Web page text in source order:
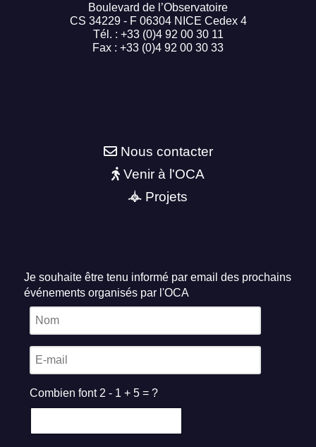
Boulevard de l’Observatoire
CS 34229 - F 06304 NICE Cedex 4
Tél. : +33 (0)4 92 00 30 11
Fax : +33 (0)4 92 00 30 33
Nous contacter
Venir à l'OCA
Projets
Je souhaite être tenu informé par email des prochains
événements organisés par l'OCA
Combien font 2 - 1 + 5 = ?